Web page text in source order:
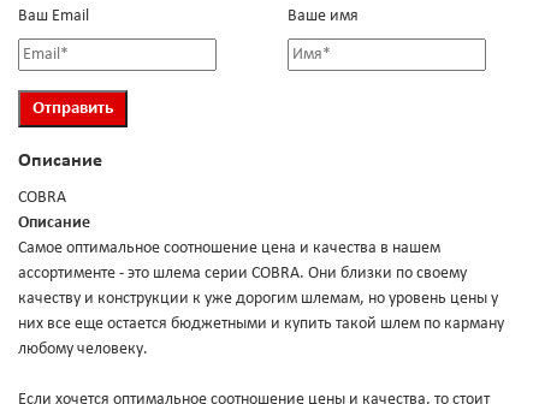
Ваш Email Ваше имя
Описание
COBRA
Описание
Самое оптимальное соотношение цена и качества в нашем
ассортименте - это шлема серии COBRA. Они близки по своему
качеству и конструкции к уже дорогим шлемам, но уровень цены у
них все еще остается бюджетными и купить такой шлем по карману
любому человеку.
Если хочется оптимальное соотношение цены и качества, то стоит